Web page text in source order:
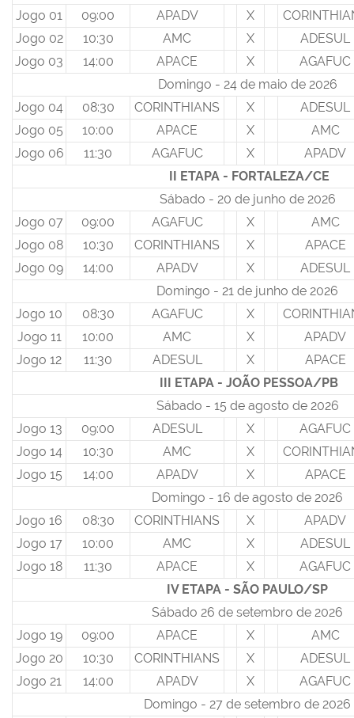
Jogo 01
09:00 APADV X
Jogo 02
10:30 AMC X
ADESUL
Jogo 03
14:00 APACE X
AGAFUC
Domingo - 24 de maio de 2026
Jogo 04
08:30 CORINTHIANS X
ADESUL
Jogo 05
10:00 APACE X
AMC
Jogo 06
11:30 AGAFUC X
APADV
II ETAPA - FORTALEZA/CE
Sábado - 20 de junho de 2026
Jogo 07
09:00 AGAFUC X
AMC
Jogo 08
10:30 CORINTHIANS X
APACE
Jogo 09
14:00 APADV X
ADESUL
Domingo - 21 de junho de 2026
Jogo 10
08:30 AGAFUC X
Jogo 11
10:00 AMC X
APADV
Jogo 12
11:30 ADESUL X
APACE
III ETAPA - JOÃO PESSOA/PB
Sábado - 15 de agosto de 2026
Jogo 13
09:00 ADESUL X
AGAFUC
Jogo 14
10:30 AMC X
Jogo 15
14:00 APADV X
APACE
Domingo - 16 de agosto de 2026
Jogo 16
08:30 CORINTHIANS X
APADV
Jogo 17
10:00 AMC X
ADESUL
Jogo 18
11:30 APACE X
AGAFUC
IV ETAPA - SÃO PAULO/SP
Sábado 26 de setembro de 2026
Jogo 19
09:00 APACE X
AMC
Jogo 20
10:30 CORINTHIANS X
ADESUL
Jogo 21
14:00 APADV X
AGAFUC
Domingo - 27 de setembro de 2026